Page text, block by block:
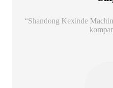
“Shandong Kexinde